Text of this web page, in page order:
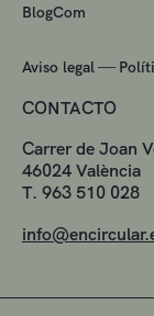
BlogCom
Aviso legal —
CONTACTO
Carrer de Joan
46024 València
T. 963 510 028